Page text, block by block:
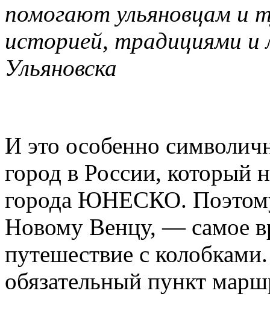
помогают ульяновцам и
историей, традициями и
Ульяновска
И это особенно
город в России, который
города ЮНЕСКО.
Новому Венцу, — самое
путешествие с
обязательный пункт